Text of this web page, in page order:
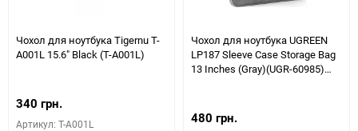
Чохол для ноутбука Tigernu T-
A001L 15.6" Black (T-A001L)
340 грн.
Артикул: T-A001L
Чохол для ноутбука UGREEN
LP187 Sleeve Case Storage Bag
13 Inches (Gray)(UGR-60985)
480 грн.